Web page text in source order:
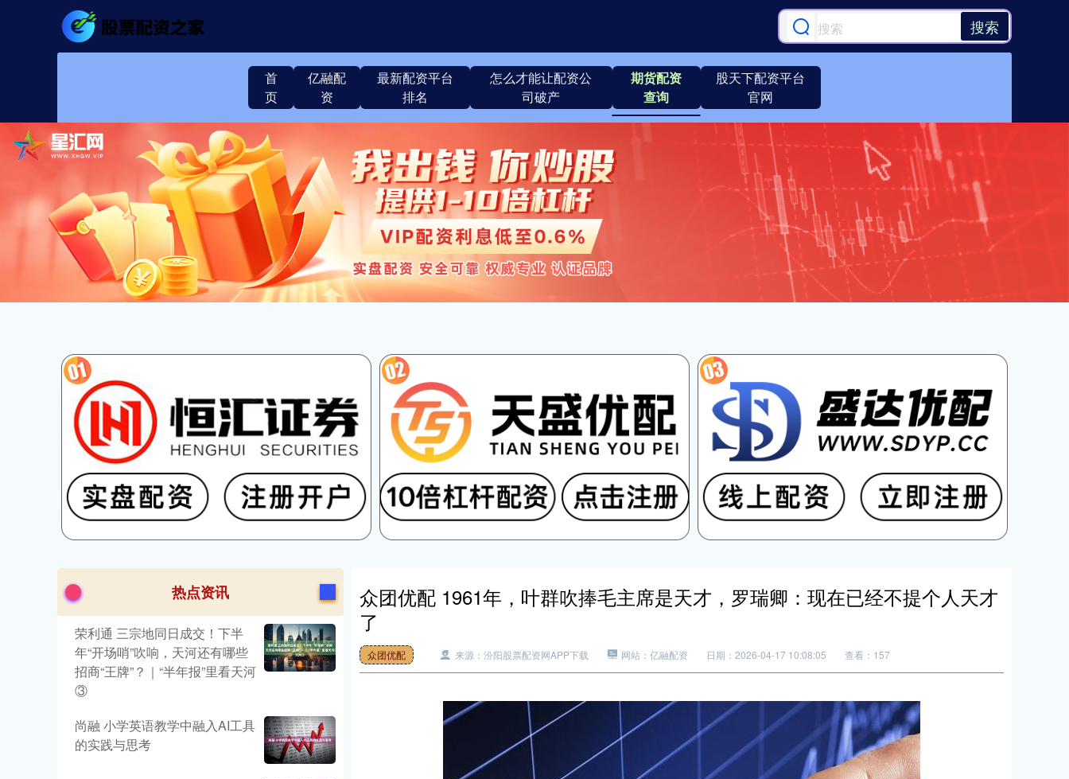
搜索
首
页
亿融配
资
最新配资平台
排名
怎么才能让配资公
司破产
期货配资
查询
股天下配资平台
官网
众团优配 1961年，叶群吹捧毛主席是天才，罗瑞卿：现在已经不提个人天才
了
众团优配 来源：汾阳股票配资网APP下载 网站：亿融配资 日期：2026-04-17 10:08:05 查看：157
热点资讯
荣利通 三宗地同日成交！下半
年“开场哨”吹响，天河还有哪些
招商“王牌”？｜“半年报”里看天河
③
尚融 小学英语教学中融入AI工具
的实践与思考